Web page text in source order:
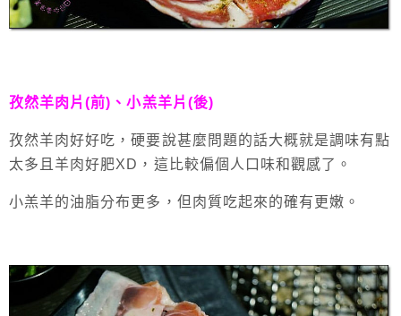
孜然羊肉片(前)、小羔羊片(後)
孜然羊肉好好吃，硬要說甚麼問題的話大概就是調味有點
太多且羊肉好肥XD，這比較偏個人口味和觀感了。
小羔羊的油脂分布更多，但肉質吃起來的確有更嫩。